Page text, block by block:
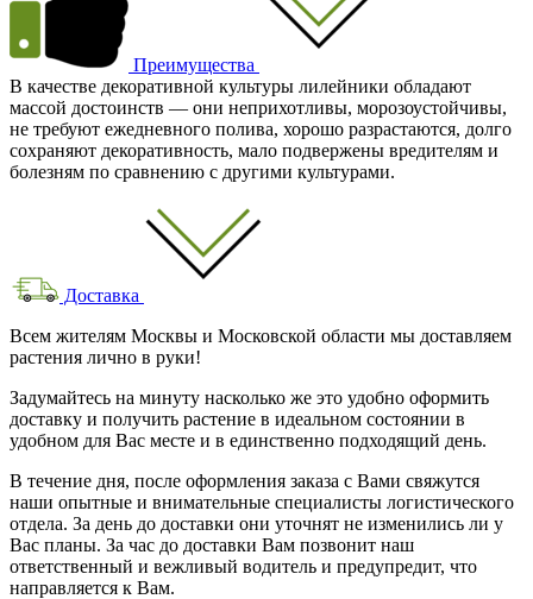
Преимущества
В качестве декоративной культуры лилейники обладают
массой достоинств — они неприхотливы, морозоустойчивы,
не требуют ежедневного полива, хорошо разрастаются, долго
сохраняют декоративность, мало подвержены вредителям и
болезням по сравнению с другими культурами.
Доставка
Всем жителям Москвы и Московской области мы доставляем
растения лично в руки!
Задумайтесь на минуту насколько же это удобно оформить
доставку и получить растение в идеальном состоянии в
удобном для Вас месте и в единственно подходящий день.
В течение дня, после оформления заказа с Вами свяжутся
наши опытные и внимательные специалисты логистического
отдела. За день до доставки они уточнят не изменились ли у
Вас планы. За час до доставки Вам позвонит наш
ответственный и вежливый водитель и предупредит, что
направляется к Вам.